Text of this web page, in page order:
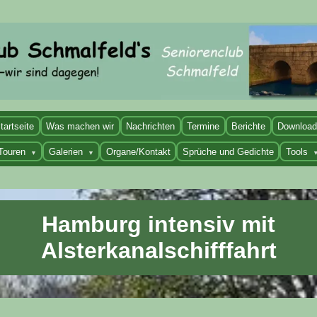
Was machen wir Nachrichten Termine Berichte
▼ Galerien ▼ Organe/Kontakt Sprüche und Gedichte Tools
Hamburg intensiv mit
Alsterkanalschifffahrt